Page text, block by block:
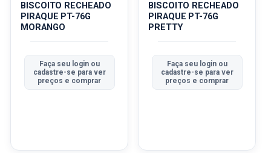
BISCOITO RECHEADO
PIRAQUE PT-76G
MORANGO
Faça seu login ou
cadastre-se para ver
preços e comprar
BISCOITO RECHEADO
PIRAQUE PT-76G
PRETTY
Faça seu login ou
cadastre-se para ver
preços e comprar